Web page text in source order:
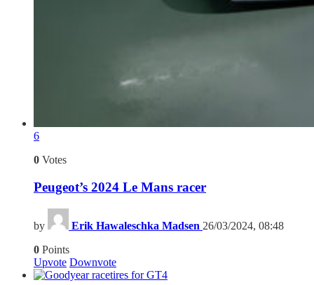
6
0 Votes
Peugeot’s 2024 Le Mans racer
by Erik Hawaleschka Madsen 26/03/2024, 08:48
0 Points
Upvote Downvote
4